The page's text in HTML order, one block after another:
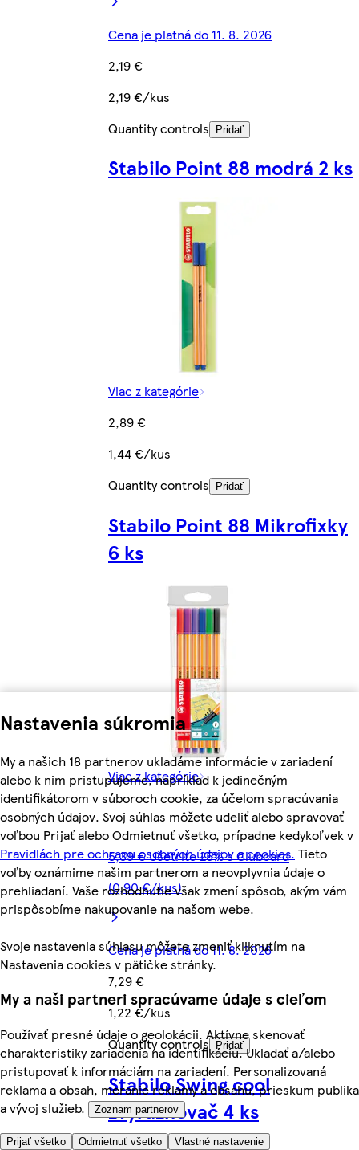
Nastavenia súkromia
My a našich 18 partnerov ukladáme informácie v zariadení
alebo k nim pristupujeme, napríklad k jedinečným
identifikátorom v súboroch cookie, za účelom spracúvania
osobných údajov. Svoj súhlas môžete udeliť alebo spravovať
voľbou Prijať alebo Odmietnuť všetko, prípadne kedykoľvek v
Pravidlách pre ochranu osobných údajov a cookies. Tieto
voľby oznámime našim partnerom a neovplyvnia údaje o
prehliadaní. Vaše rozhodnutie však zmení spôsob, akým vám
prispôsobíme nakupovanie na našom webe.
Svoje nastavenia súhlasu môžete zmeniť kliknutím na
Nastavenia cookies v pätičke stránky.
My a naši partneri spracúvame údaje s cieľom
Používať presné údaje o geolokácii. Aktívne skenovať
charakteristiky zariadenia na identifikáciu. Ukladať a/alebo
pristupovať k informáciám na zariadení. Personalizovaná
reklama a obsah, meranie reklamy a obsahu, prieskum publika
a vývoj služieb.
Zoznam partnerov
Prijať všetko Odmietnuť všetko Vlastné nastavenie
Cena je platná do 11. 8. 2026
2,19 €
2,19 €/kus
Quantity controls
Pridať
Stabilo Point 88 modrá 2 ks
Viac z kategórie
2,89 €
1,44 €/kus
Quantity controls
Pridať
Stabilo Point 88 Mikrofixky
6 ks
Viac z kategórie
5,39 € Ušetrite 25% s Clubcard
(0,90 €/kus)
Cena je platná do 11. 8. 2026
7,29 €
1,22 €/kus
Quantity controls
Pridať
Stabilo Swing cool
zvýrazňovač 4 ks